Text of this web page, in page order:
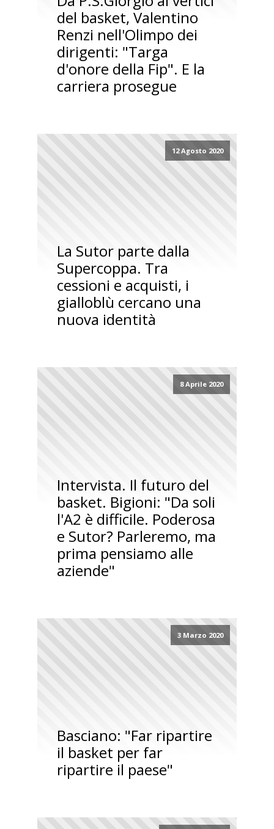
del basket, Valentino
Renzi nell'Olimpo dei
dirigenti: "Targa
d'onore della Fip". E la
carriera prosegue
12 Agosto 2020
La Sutor parte dalla
Supercoppa. Tra
cessioni e acquisti, i
gialloblù cercano una
nuova identità
8 Aprile 2020
Intervista. Il futuro del
basket. Bigioni: "Da soli
l'A2 è difficile. Poderosa
e Sutor? Parleremo, ma
prima pensiamo alle
aziende"
3 Marzo 2020
Basciano: "Far ripartire
il basket per far
ripartire il paese"